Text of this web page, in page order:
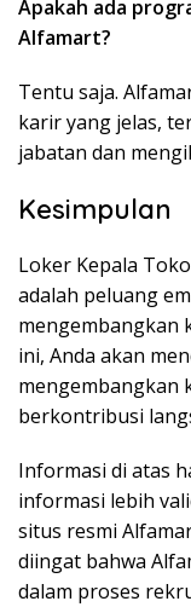
Apakah ada
Alfamart?
Tentu saja.
karir yang jelas,
jabatan dan
Kesimpulan
Loker Kepala
adalah peluang
mengembangkan
ini, Anda akan
mengembangkan
berkontribusi
Informasi di atas
informasi lebih
situs resmi
diingat bahwa
dalam proses